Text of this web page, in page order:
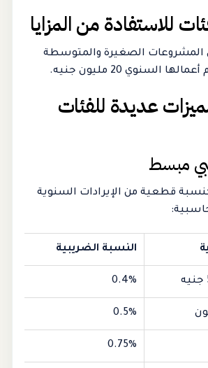
المشروعات الصغيرة والمتوسطة
السنوي 20 مليون جنيه.
عديدة للفئات
قطعية من الإيرادات السنوية
النسبة الضريبية
0.4%
0.5%
0.75%